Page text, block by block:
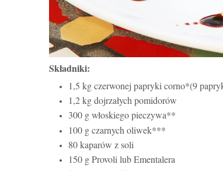
Składniki:
1,5 kg czerwonej papryki corno*(9
1,2 kg dojrzałych pomidorów
300 g włoskiego pieczywa**
100 g czarnych oliwek***
80 kaparów z soli
150 g Provoli lub Ementalera